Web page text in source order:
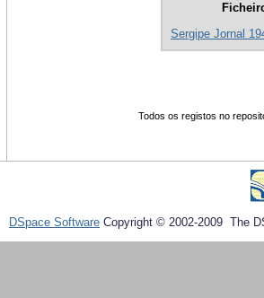
Sergipe Jornal
Todos os registos no
DSpace Software Copyright © 2002-2009 The